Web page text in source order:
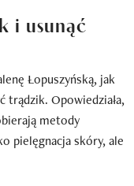
i usunąć
Łopuszyńską, jak
trądzik. Opowiedziała,
metody
pielęgnacja skóry, ale